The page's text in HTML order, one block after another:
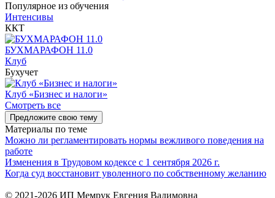
Популярное из обучения
Интенсивы
ККТ
БУХМАРАФОН 11.0
Клуб
Бухучет
Клуб «Бизнес и налоги»
Смотреть все
Предложите свою тему
Материалы по теме
Можно ли регламентировать нормы вежливого поведения на
работе
Изменения в Трудовом кодексе с 1 сентября 2026 г.
Когда суд восстановит уволенного по собственному желанию
© 2021-2026 ИП Мемрук Евгения Вадимовна